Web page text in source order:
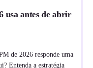
usa antes de abrir
de 2026 responde uma
Entenda a estratégia